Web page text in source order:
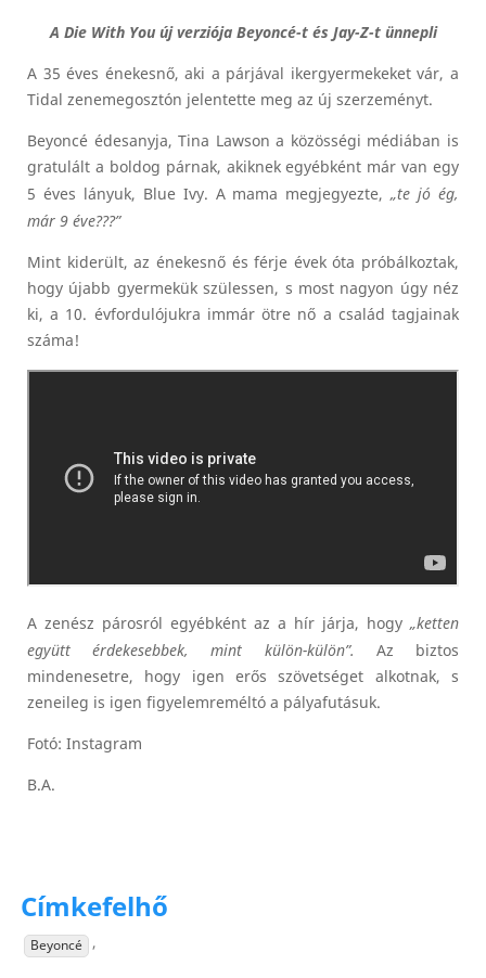
A Die With You új verziója Beyoncé-t és Jay-Z-t ünnepli
A 35 éves énekesnő, aki a párjával ikergyermekeket vár, a
Tidal zenemegosztón jelentette meg az új szerzeményt.
Beyoncé édesanyja, Tina Lawson a közösségi médiában is
gratulált a boldog párnak, akiknek egyébként már van egy
5 éves lányuk, Blue Ivy. A mama megjegyezte, „te jó ég,
már 9 éve???”
Mint kiderült, az énekesnő és férje évek óta próbálkoztak,
hogy újabb gyermekük szülessen, s most nagyon úgy néz
ki, a 10. évfordulójukra immár ötre nő a család tagjainak
száma!
A zenész párosról egyébként az a hír járja, hogy „ketten
együtt érdekesebbek, mint külön-külön”.
Az biztos
mindenesetre, hogy igen erős szövetséget alkotnak, s
zeneileg is igen figyelemreméltó a pályafutásuk.
Fotó: Instagram
B.A.
Címkefelhő
Beyoncé ,